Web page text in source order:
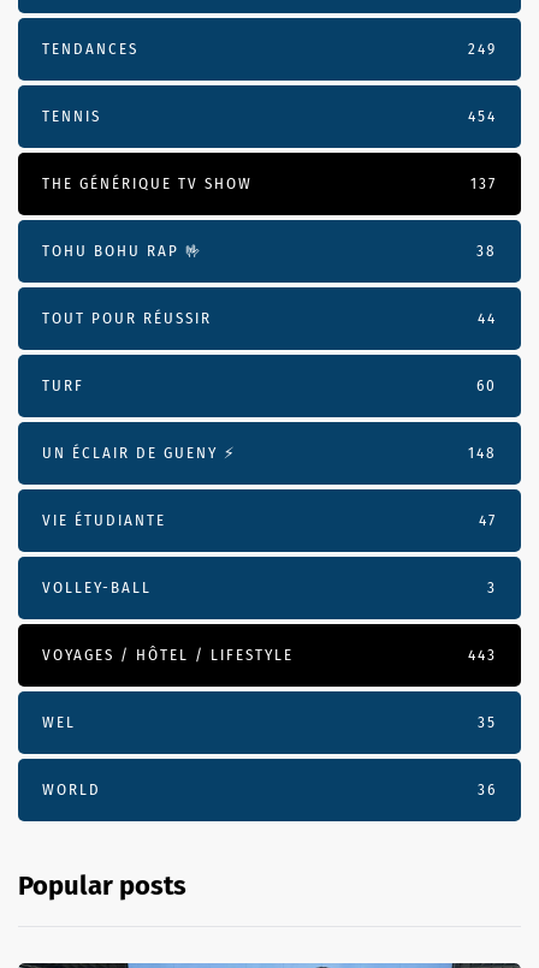
TENDANCES 249
TENNIS 454
THE GÉNÉRIQUE TV SHOW 137
TOHU BOHU RAP 🤟 38
TOUT POUR RÉUSSIR 44
TURF 60
UN ÉCLAIR DE GUENY ⚡️ 148
VIE ÉTUDIANTE 47
VOLLEY-BALL 3
VOYAGES / HÔTEL / LIFESTYLE 443
WEL 35
WORLD 36
Popular posts